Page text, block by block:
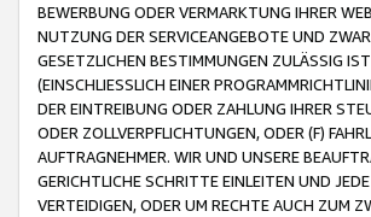
BEWERBUNG ODER VERMARKTUNG IHRER
NUTZUNG DER SERVICEANGEBOTE UND
GESETZLICHEN BESTIMMUNGEN ZULÄSSIG
(EINSCHLIESSLICH EINER
DER EINTREIBUNG ODER ZAHLUNG IHRER
ODER ZOLLVERPFLICHTUNGEN, ODER (F)
AUFTRAGNEHMER. WIR UND UNSERE
GERICHTLICHE SCHRITTE EINLEITEN UND
VERTEIDIGEN, ODER UM RECHTE AUCH ZUM